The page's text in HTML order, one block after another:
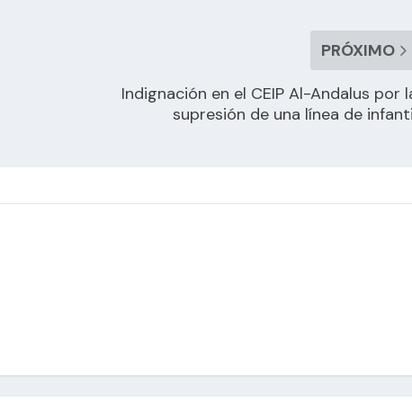
PRÓXIMO
Indignación en el CEIP Al-Andalus por
supresión de una línea de